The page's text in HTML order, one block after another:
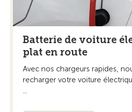
Batterie de voiture
plat en route
Avec nos chargeurs rapides,
recharger votre voiture
...